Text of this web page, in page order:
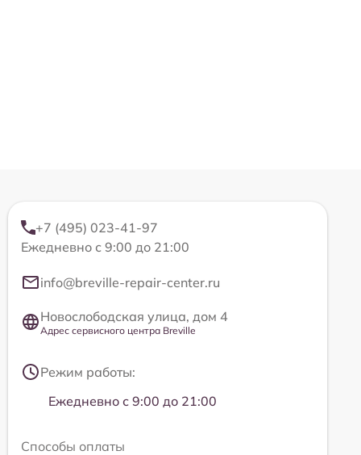
+7 (495) 023-41-97
Ежедневно с 9:00 до 21:00
info@breville-repair-center.ru
Новослободская улица, дом 4
Адрес сервисного центра Breville
Режим работы:
Ежедневно с 9:00 до 21:00
Способы оплаты